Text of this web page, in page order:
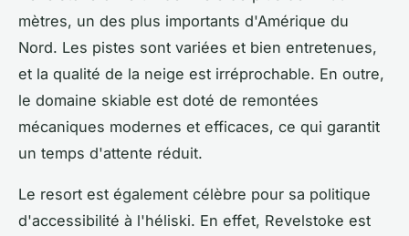
mètres, un des plus importants d'Amérique du
Nord. Les pistes sont variées et bien entretenues,
et la qualité de la neige est irréprochable. En outre,
le domaine skiable est doté de remontées
mécaniques modernes et efficaces, ce qui garantit
un temps d'attente réduit.
Le resort est également célèbre pour sa politique
d'accessibilité à l'héliski. En effet, Revelstoke est